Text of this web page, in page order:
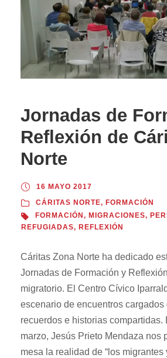
Jornadas de
Reflexión de
Norte
16 MAYO 2017
CÁRITAS NORTE, FORMACIÓN
FORMACIÓN , MIGRACIONES,
REFUGIADAS, REFLEXIÓN
Cáritas Zona Norte ha dedicado
Jornadas de Formación y
migratorio. El Centro Cívico
escenario de encuentros cargados
recuerdos e historias compartidas.
marzo, Jesús Prieto Mendaza nos
mesa la realidad de “los